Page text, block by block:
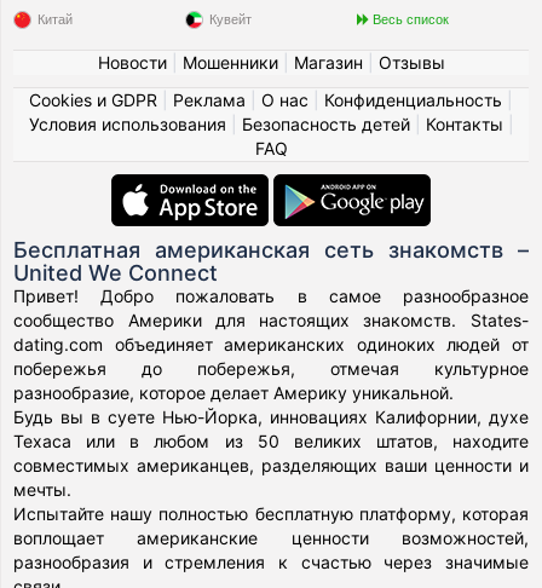
Китай Кувейт Весь список
Новости| Мошенники| Магазин
Отзывы
Cookies и GDPR
Реклама О нас Конфиденциальность
Условия использования
Безопасность детей| Контакты
FAQ
Бесплатная американская сеть знакомств –
United We Connect
Привет! Добро пожаловать в самое разнообразное
сообщество Америки для настоящих знакомств. States-
dating.com объединяет американских одиноких людей от
побережья до побережья, отмечая культурное
разнообразие, которое делает Америку уникальной.
Будь вы в суете Нью-Йорка, инновациях Калифорнии, духе
Техаса или в любом из 50 великих штатов, находите
совместимых американцев, разделяющих ваши ценности и
мечты.
Испытайте нашу полностью бесплатную платформу, которая
воплощает американские ценности возможностей,
разнообразия и стремления к счастью через значимые